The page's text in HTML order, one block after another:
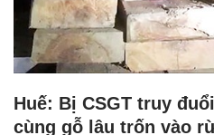
Huế: Bị CSGT truy
cùng gỗ lậu trốn vào